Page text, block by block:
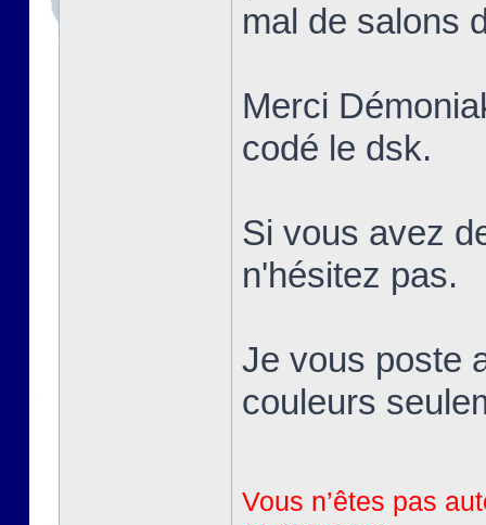
mal de salons
Merci
codé le dsk.
Si vous avez
n'hésitez pas.
Je vous poste
couleurs
Vous n’êtes pas